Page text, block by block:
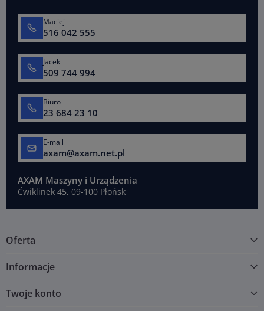
Maciej
516 042 555
Jacek
509 744 994
Biuro
23 684 23 10
E-mail
axam@axam.net.pl
AXAM Maszyny i Urządzenia
Ćwiklinek 45, 09-100 Płońsk
Oferta
Informacje
Twoje konto